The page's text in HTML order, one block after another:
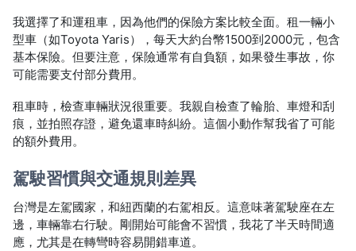
我選擇了和運租車，因為他們的保險方案比較全面。租一輛小
型車（如Toyota Yaris），每天大約台幣1500到2000元，包含
基本保險。但要注意，保險通常有自負額，如果發生事故，你
可能需要支付部分費用。
租車時，檢查車輛狀況很重要。我親自檢查了輪胎、車燈和刮
痕，並拍照存證，避免還車時糾紛。這個小動作幫我省了可能
的額外費用。
駕駛習慣與交通規則差異
台灣是左駕國家，和紐西蘭的右駕相反。這意味著駕駛座在左
邊，車輛靠右行駛。剛開始可能會不習慣，我花了半天時間適
應，尤其是在轉彎時容易開錯車道。